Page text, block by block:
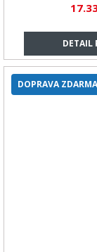
DETAIL
DOPRAVA ZDARMA